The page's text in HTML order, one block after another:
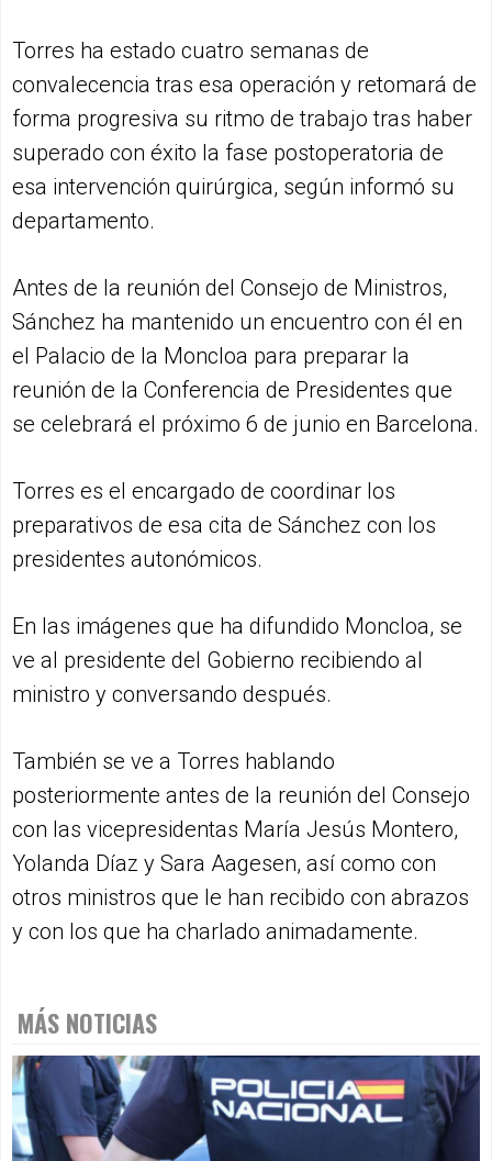
Torres ha estado cuatro semanas de
convalecencia tras esa operación y retomará de
forma progresiva su ritmo de trabajo tras haber
superado con éxito la fase postoperatoria de
esa intervención quirúrgica, según informó su
departamento.
Antes de la reunión del Consejo de Ministros,
Sánchez ha mantenido un encuentro con él en
el Palacio de la Moncloa para preparar la
reunión de la Conferencia de Presidentes que
se celebrará el próximo 6 de junio en Barcelona.
Torres es el encargado de coordinar los
preparativos de esa cita de Sánchez con los
presidentes autonómicos.
En las imágenes que ha difundido Moncloa, se
ve al presidente del Gobierno recibiendo al
ministro y conversando después.
También se ve a Torres hablando
posteriormente antes de la reunión del Consejo
con las vicepresidentas María Jesús Montero,
Yolanda Díaz y Sara Aagesen, así como con
otros ministros que le han recibido con abrazos
y con los que ha charlado animadamente.
MÁS NOTICIAS